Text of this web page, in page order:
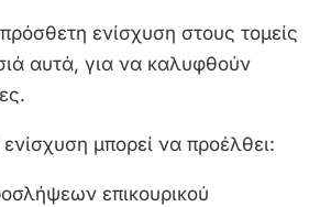
ενίσχυση στους τομείς
αυτά, για να καλυφθούν
μπορεί να προέλθει:
επικουρικού